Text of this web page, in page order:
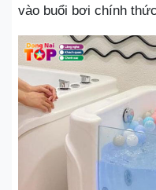
vào buổi bơi chính